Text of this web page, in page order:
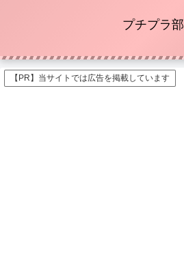
プチプラ部
【PR】当サイトでは広告を掲載しています